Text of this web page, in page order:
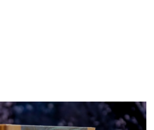
ПОНУДА